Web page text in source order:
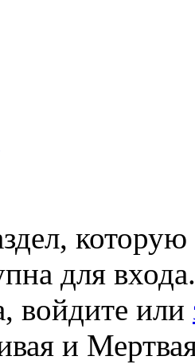
для входа.
войдите или
и